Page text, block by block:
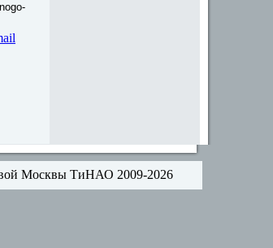
Москвы ТиНАО 2009-2026